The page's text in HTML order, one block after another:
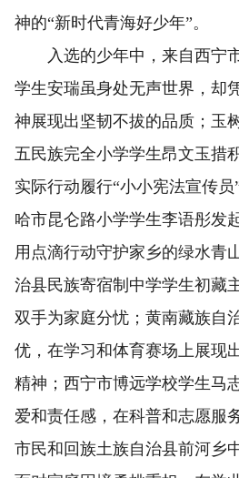
神的“新时代青海好少年”。
入选的少年中，来自西宁
学生安瑞虽身处无声世界，却
神展现出坚韧不拔的品质；玉
五民族完全小学学生昂文玉措
实际行动履行“小小宪法宣传
哈市昆仑路小学学生李语彤发
用点滴行动守护家乡的绿水青
治县民族寄宿制中学学生初藏
双手为家庭分忧；黄南藏族自
优，在学习和体育赛场上展现
精神；西宁市博远学校学生马
爱和责任感，在科普和志愿服
市民和回族土族自治县前河乡